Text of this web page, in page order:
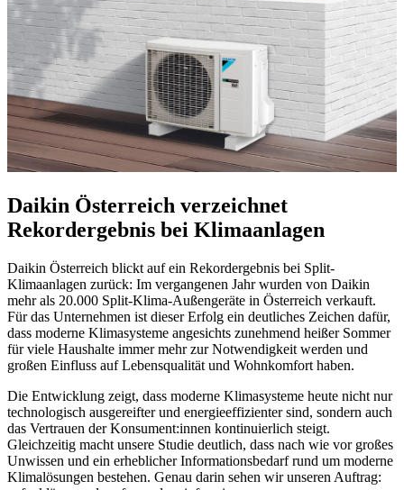
Daikin Österreich verzeichnet
Rekordergebnis bei Klimaanlagen
Daikin Österreich blickt auf ein Rekordergebnis bei Split-
Klimaanlagen zurück: Im vergangenen Jahr wurden von Daikin
mehr als 20.000 Split-Klima-Außengeräte in Österreich verkauft.
Für das Unternehmen ist dieser Erfolg ein deutliches Zeichen dafür,
dass moderne Klimasysteme angesichts zunehmend heißer Sommer
für viele Haushalte immer mehr zur Notwendigkeit werden und
großen Einfluss auf Lebensqualität und Wohnkomfort haben.
Die Entwicklung zeigt, dass moderne Klimasysteme heute nicht nur
technologisch ausgereifter und energieeffizienter sind, sondern auch
das Vertrauen der Konsument:innen kontinuierlich steigt.
Gleichzeitig macht unsere Studie deutlich, dass nach wie vor großes
Unwissen und ein erheblicher Informationsbedarf rund um moderne
Klimalösungen bestehen. Genau darin sehen wir unseren Auftrag: